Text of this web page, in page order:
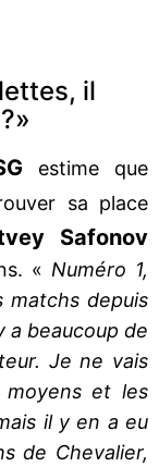
il
estime que
sa place
Safonov
« Numéro 1,
matchs depuis
a beaucoup de
Je ne vais
et les
il y en a eu
de Chevalier,